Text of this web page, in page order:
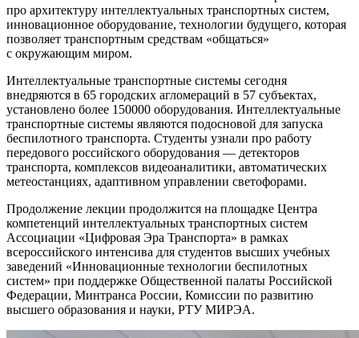
про архитектуру интеллектуальных транспортных систем,
инновационное оборудование, технологии будущего, которая
позволяет транспортным средствам «общаться»
с окружающим миром.
Интеллектуальные транспортные системы сегодня
внедряются в 65 городских агломераций в 57 субъектах,
установлено более 150000 оборудования. Интеллектуальные
транспортные системы являются подосновой для запуска
беспилотного транспорта. Студенты узнали про работу
передового российского оборудования — детекторов
транспорта, комплексов видеоаналитики, автоматических
метеостанциях, адаптивном управлении светофорами.
Продолжение лекции продолжится на площадке Центра
компетенций интеллектуальных транспортных систем
Ассоциации «Цифровая Эра Транспорта» в рамках
всероссийского интенсива для студентов высших учебных
заведений «Инновационные технологии беспилотных
систем» при поддержке Общественной палаты Российской
Федерации, Минтранса России, Комиссии по развитию
высшего образования и науки, РТУ МИРЭА.